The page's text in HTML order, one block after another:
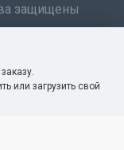
или загрузить свой
защищены
вам
вы
Принять